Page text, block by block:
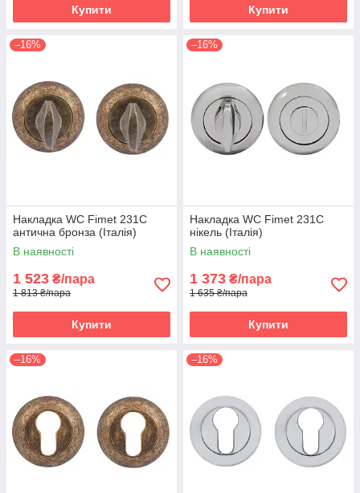
Купити Купити
–16%
Накладка WC Fimet 231C
антична бронза (Італія)
В наявності
1 523 ₴/пара
1 813 ₴/пара
Купити
–16%
Накладка WC Fimet 231C
нікель (Італія)
В наявності
1 373 ₴/пара
1 635 ₴/пара
Купити
–16% –16%